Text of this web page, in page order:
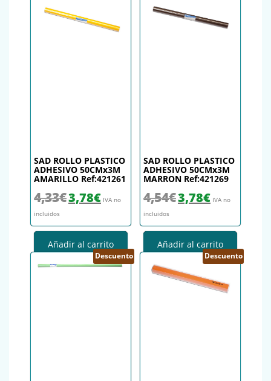
SAD ROLLO PLASTICO
ADHESIVO 50CMx3M
AMARILLO Ref:421261
4,33€ El precio original era: 4,33€.
3,78€El precio actual es: 3,78€.
IVA no
incluidos
Añadir al carrito
SAD ROLLO PLASTICO
ADHESIVO 50CMx3M
MARRON Ref:421269
4,54€ El precio original era: 4,54€.
3,78€El precio actual
IVA no
incluidos
Añadir al carrito
Descuento Descuento